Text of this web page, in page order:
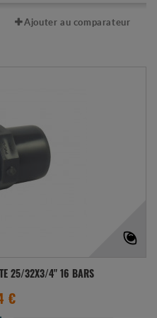
Ajouter au comparateur
25/32X3/4" 16 BARS
€